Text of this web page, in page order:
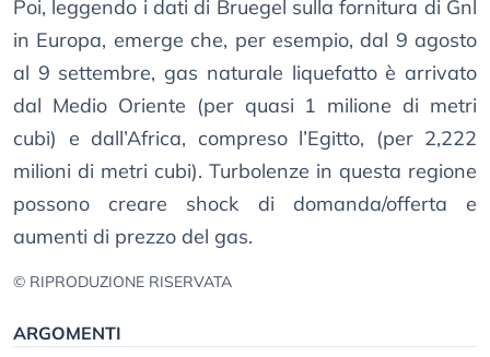
Poi, leggendo i dati di Bruegel sulla fornitura di Gnl
in Europa, emerge che, per esempio, dal 9 agosto
al 9 settembre, gas naturale liquefatto è arrivato
dal Medio Oriente (per quasi 1 milione di metri
cubi) e dall’Africa, compreso l’Egitto, (per 2,222
milioni di metri cubi). Turbolenze in questa regione
possono creare shock di domanda/offerta e
aumenti di prezzo del gas.
© RIPRODUZIONE RISERVATA
ARGOMENTI